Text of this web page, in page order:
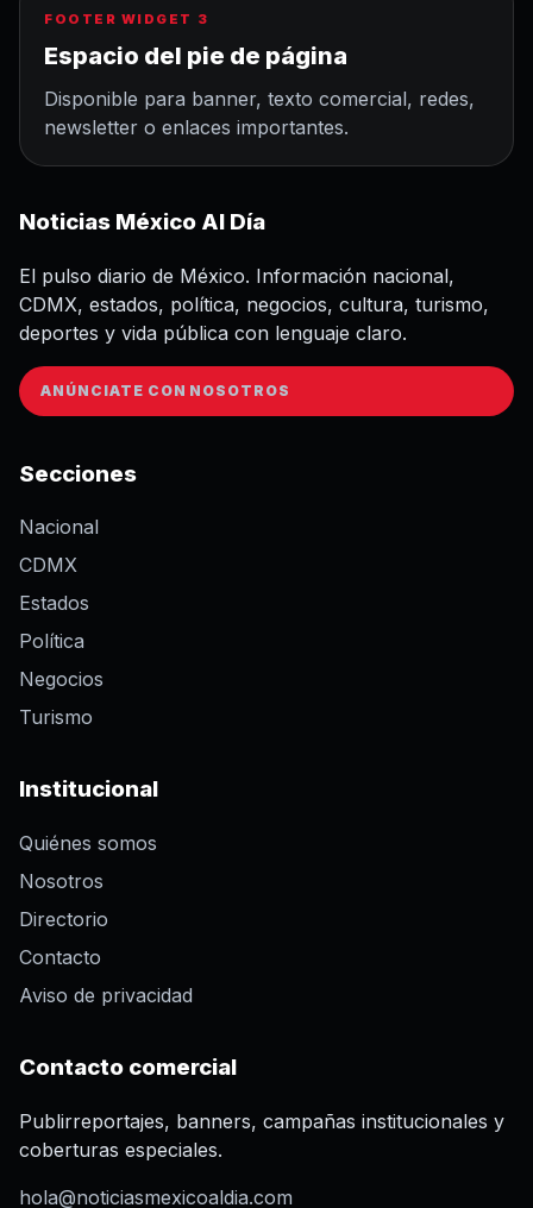
FOOTER WIDGET 3
Espacio del pie de página
Disponible para banner, texto comercial, redes,
newsletter o enlaces importantes.
Noticias México Al Día
El pulso diario de México. Información nacional,
CDMX, estados, política, negocios, cultura, turismo,
deportes y vida pública con lenguaje claro.
ANÚNCIATE CON NOSOTROS
Secciones
Nacional
CDMX
Estados
Política
Negocios
Turismo
Institucional
Quiénes somos
Nosotros
Directorio
Contacto
Aviso de privacidad
Contacto comercial
Publirreportajes, banners, campañas institucionales y
coberturas especiales.
hola@noticiasmexicoaldia.com